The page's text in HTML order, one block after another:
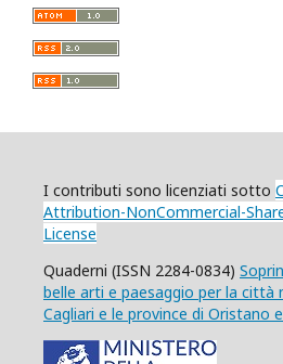
I contributi sono licenziati sotto
Attribution-NonCommercial-
License
Quaderni (ISSN 2284-0834)
belle arti e paesaggio per la città
Cagliari e le province di Oristano